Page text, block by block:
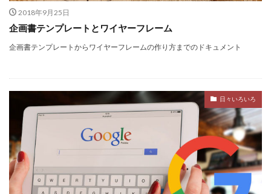
2018年9月25日
企画書テンプレートとワイヤーフレーム
企画書テンプレートからワイヤーフレームの作り方までのドキュメント
日々いろいろ